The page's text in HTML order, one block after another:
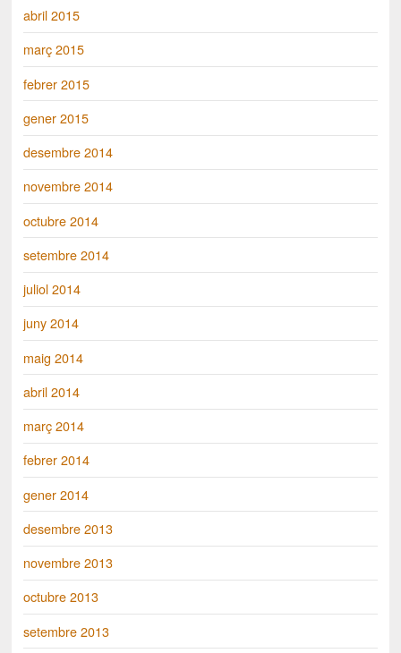
abril 2015
març 2015
febrer 2015
gener 2015
desembre 2014
novembre 2014
octubre 2014
setembre 2014
juliol 2014
juny 2014
maig 2014
abril 2014
març 2014
febrer 2014
gener 2014
desembre 2013
novembre 2013
octubre 2013
setembre 2013